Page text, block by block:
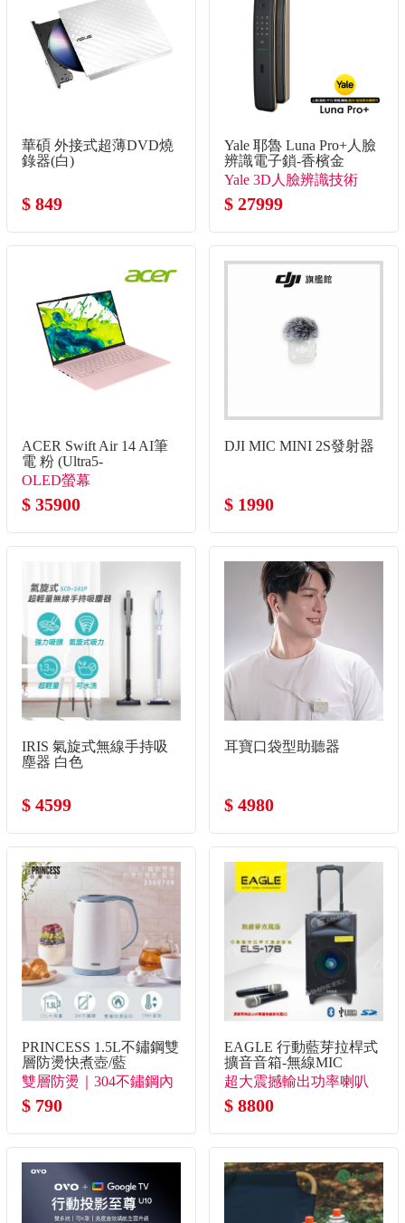
華碩 外接式超薄DVD燒
錄器(白)
$ 849
Yale 耶魯 Luna Pro+人臉
辨識電子鎖-香檳金
Yale 3D人臉辨識技術
$ 27999
ACER Swift Air 14 AI筆
電 粉 (Ultra5-
125H/32G/512G
SSD/W11)
OLED螢幕
$ 35900
DJI MIC MINI 2S發射器
$ 1990
IRIS 氣旋式無線手持吸
塵器 白色
$ 4599
耳寶口袋型助聽器
$ 4980
PRINCESS 1.5L不鏽鋼雙
層防燙快煮壺/藍
雙層防燙｜304不鏽鋼內
膽
$ 790
EAGLE 行動藍芽拉桿式
擴音音箱-無線MIC
超大震撼輸出功率喇叭
到哪裡都聽得到
$ 8800